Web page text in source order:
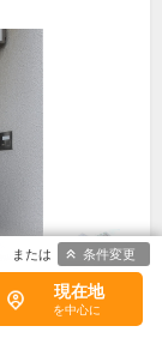
現在地
条件変更